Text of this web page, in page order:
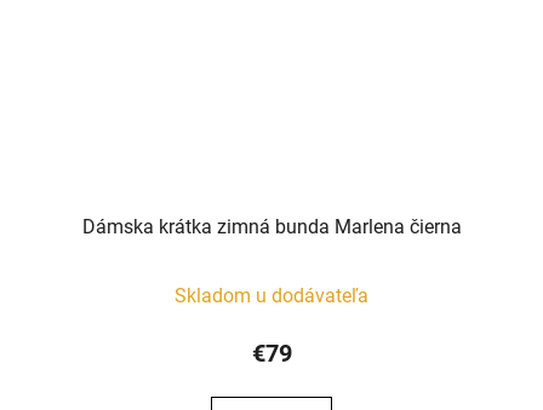
Dámska krátka zimná bunda Marlena čierna
Skladom u dodávateľa
€79